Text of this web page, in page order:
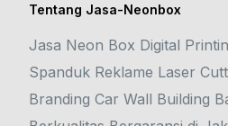
Tentang Jasa-Neonbox
Jasa Neon Box Digital
Spanduk Reklame Laser
Branding Car Wall Building